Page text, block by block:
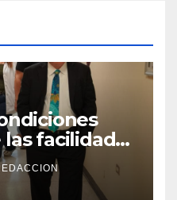
facilidades
de la Salud